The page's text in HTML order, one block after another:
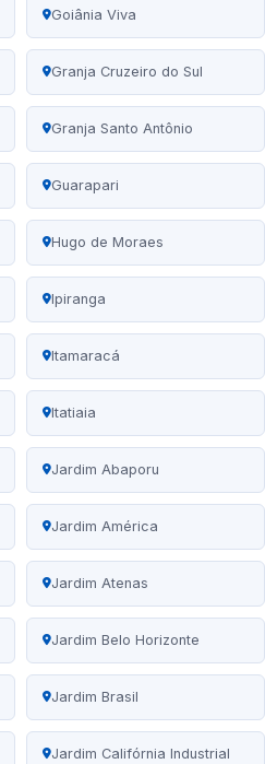
Goiânia Viva
Granja Cruzeiro do Sul
Granja Santo Antônio
Guarapari
Hugo de Moraes
Ipiranga
Itamaracá
Itatiaia
Jardim Abaporu
Jardim América
Jardim Atenas
Jardim Belo Horizonte
Jardim Brasil
Jardim Califórnia Industrial